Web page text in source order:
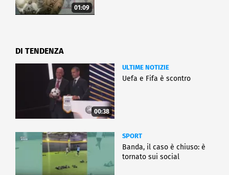
01:09
DI TENDENZA
00:38
ULTIME NOTIZIE
Uefa e Fifa è scontro
SPORT
Banda, il caso è chiuso: è
tornato sui social